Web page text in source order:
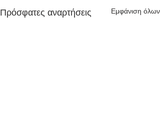
Πρόσφατες αναρτήσεις Εμφάνιση όλων